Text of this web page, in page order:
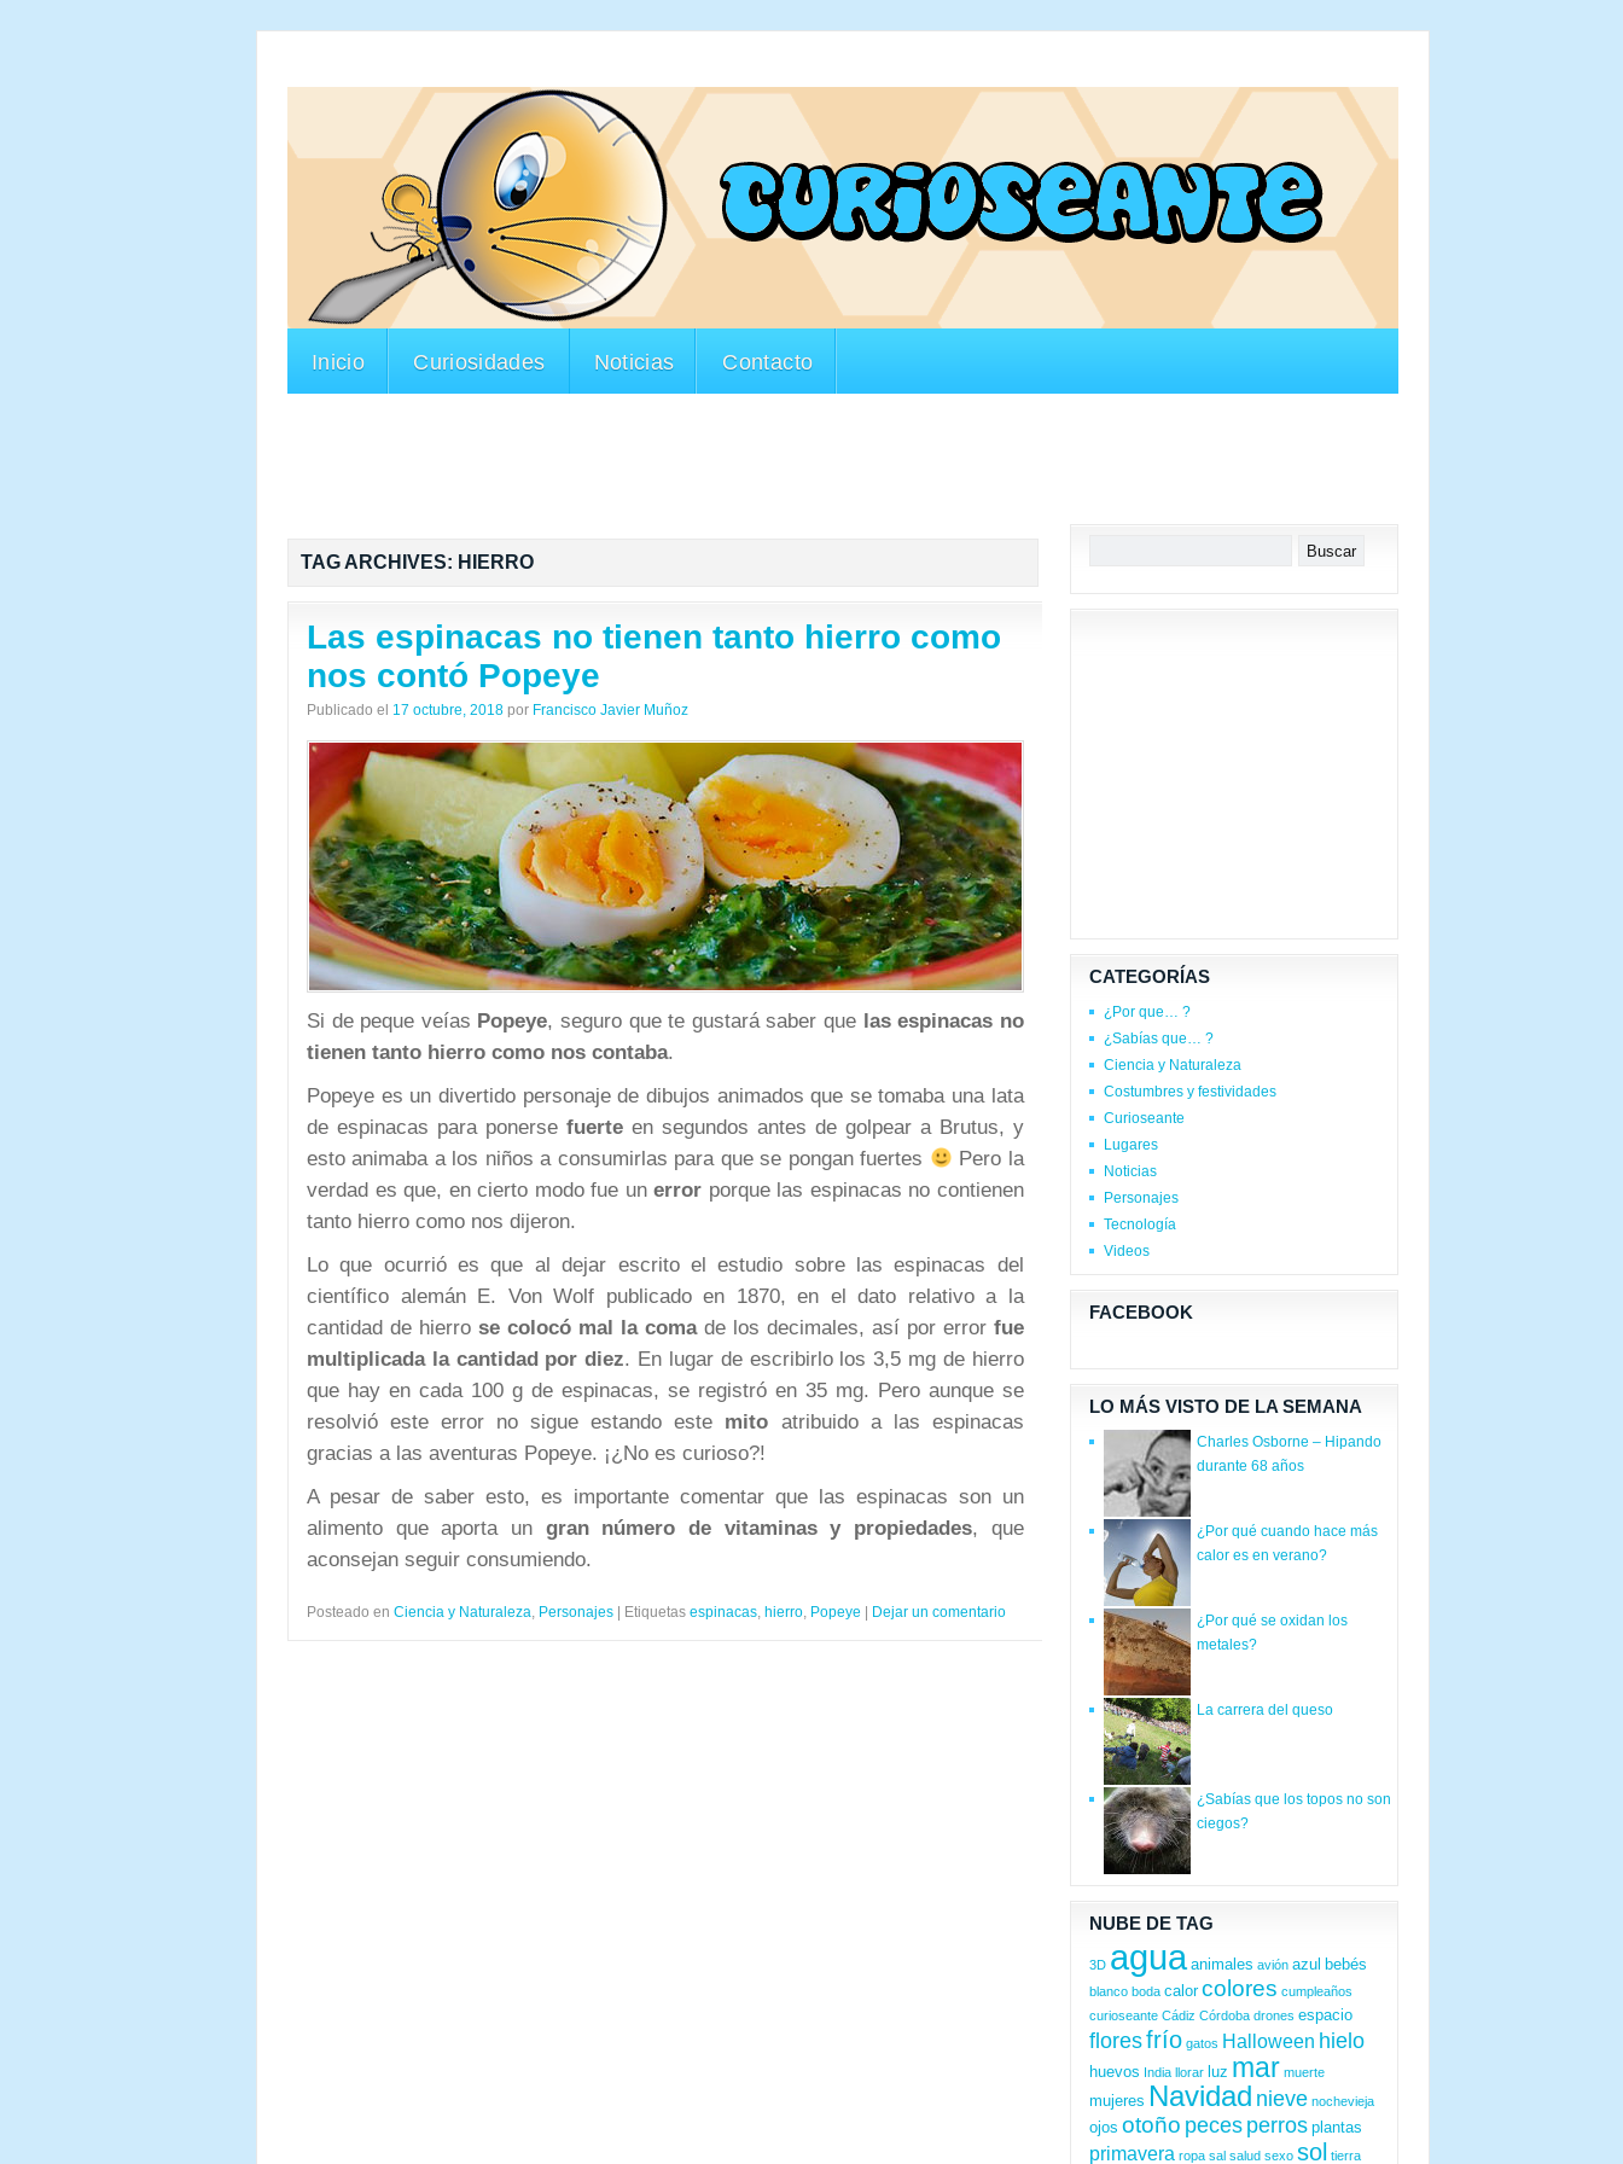
Inicio Curiosidades Noticias Contacto
TAG ARCHIVES: HIERRO
Las espinacas no tienen tanto hierro como
nos contó Popeye
Publicado el 17 octubre, 2018 por Francisco Javier Muñoz
Si de peque veías Popeye, seguro que te gustará saber que las espinacas no
tienen tanto hierro como nos contaba.
Popeye es un divertido personaje de dibujos animados que se tomaba una lata
de espinacas para ponerse fuerteen segundos antes de golpear a Brutus, y
esto animaba a los niños a consumirlas para que se pongan fuertes
Pero la
verdad es que, en cierto modo fue unerror porque las espinacas no contienen
tanto hierro como nos dijeron.
Lo que ocurrió es que al dejar escrito el estudio sobre las espinacas del
científico alemán E. Von Wolf publicado en 1870, en el dato relativo a la
cantidad de hierro se colocó mal la comade los decimales, así por error fue
multiplicada la cantidad por diez. En lugar de escribirlo los 3,5 mg de hierro
que hay en cada 100 g de espinacas, se registró en 35 mg. Pero aunque se
resolvió este error no sigue estando este mito atribuido a las espinacas
gracias a las aventuras Popeye. ¡¿No es curioso?!
A pesar de saber esto, es importante comentar que las espinacas son un
alimento que aporta un gran número de vitaminas y propiedades, que
aconsejan seguir consumiendo.
Posteado en Ciencia y Naturaleza, Personajes Etiquetas espinacas, hierro, Popeye Dejar un comentario
CATEGORÍAS
¿Por que… ?
¿Sabías que… ?
Ciencia y Naturaleza
Costumbres y festividades
Curioseante
Lugares
Noticias
Personajes
Tecnología
Videos
FACEBOOK
LO MÁS VISTO DE LA SEMANA
Charles Osborne – Hipando
durante 68 años
¿Por qué cuando hace más
calor es en verano?
¿Por qué se oxidan los
metales?
La carrera del queso
¿Sabías que los topos no son
ciegos?
NUBE DE TAG
3D agua animales avión azul bebés
blanco boda calor colores cumpleaños
curioseante Cádiz Córdoba drones espacio
floresfrío gatos Halloween hielo
huevos India llorar luz mar muerte
mujeres Navidad nieve nochevieja
ojos otoño peces perros plantas
primavera ropa sal salud sexo sol tierra